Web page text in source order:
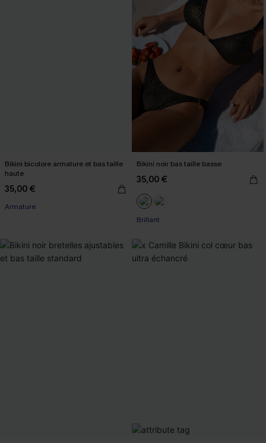
Bikini bicolore armature et bas taille
haute
35,00 €
Armature
Bikini noir bas taille basse
35,00 €
Brillant